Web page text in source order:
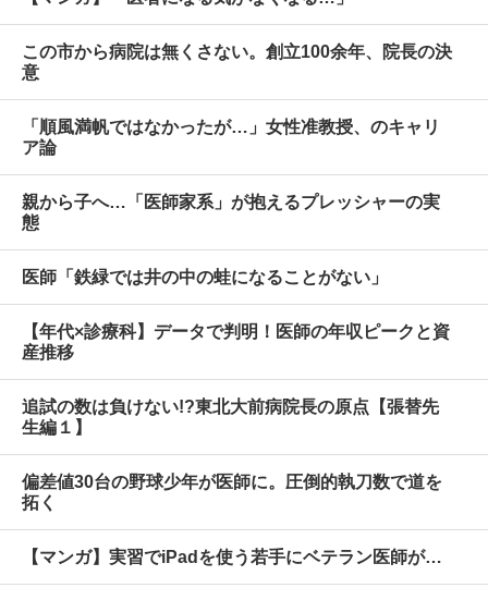
この市から病院は無くさない。創立100余年、院長の決
意
「順風満帆ではなかったが…」女性准教授、のキャリ
ア論
親から子へ…「医師家系」が抱えるプレッシャーの実
態
医師「鉄緑では井の中の蛙になることがない」
【年代×診療科】データで判明！医師の年収ピークと資
産推移
追試の数は負けない!?東北大前病院長の原点【張替先
生編１】
偏差値30台の野球少年が医師に。圧倒的執刀数で道を
拓く
【マンガ】実習でiPadを使う若手にベテラン医師が…